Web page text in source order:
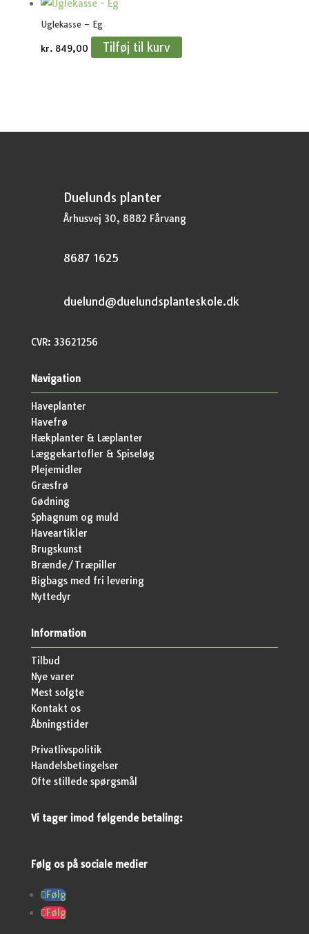
Uglekasse – Eg
kr. 849,00 Tilføj til kurv
Duelunds planter
Århusvej 30, 8882 Fårvang
8687 1625
duelund@duelundsplanteskole.dk
CVR: 33621256
Navigation
Haveplanter
Havefrø
Hækplanter & Læplanter
Læggekartofler & Spiseløg
Plejemidler
Græsfrø
Gødning
Sphagnum og muld
Haveartikler
Brugskunst
Brænde/Træpiller
Bigbags med fri levering
Nyttedyr
Information
Tilbud
Nye varer
Mest solgte
Kontakt os
Åbningstider
Privatlivspolitik
Handelsbetingelser
Ofte stillede spørgsmål
Vi tager imod følgende betaling:
Følg os på sociale medier
Følg
Følg